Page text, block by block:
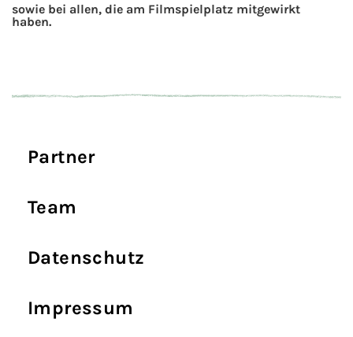
sowie bei allen, die am Filmspielplatz mitgewirkt
haben.
Partner
Team
Datenschutz
Impressum